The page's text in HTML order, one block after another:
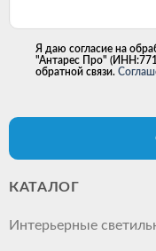
Я даю согласие на
"Антарес Про"
обратной связи.
КАТАЛОГ
Интерьерные